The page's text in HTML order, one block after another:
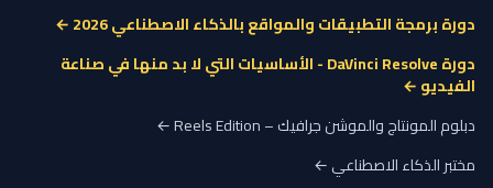
دورة برمجة التطبيقات والمواقع بالذكاء الاصطناعي 2026 ←
دورة DaVinci Resolve - الأساسيات التي لا بد منها في صناعة
الفيديو ←
دبلوم المونتاج والموشن جرافيك – Reels Edition ←
مختبر الذكاء الاصطناعي ←